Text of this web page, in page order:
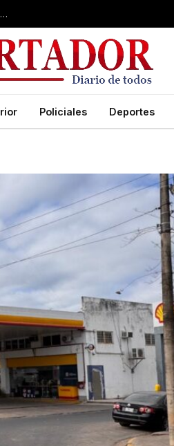
Virasoro inauguró la 7ª Feria del Libro con un fuerte acento local e histórico
Policiales Deportes